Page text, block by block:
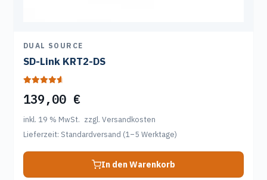
DUAL SOURCE
SD-Link KRT2-DS
4.80von 5
139,00 €
inkl. 19 % MwSt. zzgl. Versandkosten
Lieferzeit: Standardversand (1–5 Werktage)
In den Warenkorb